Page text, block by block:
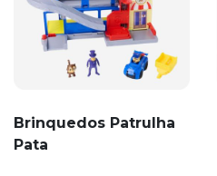
Brinquedos Patrulha
Pata